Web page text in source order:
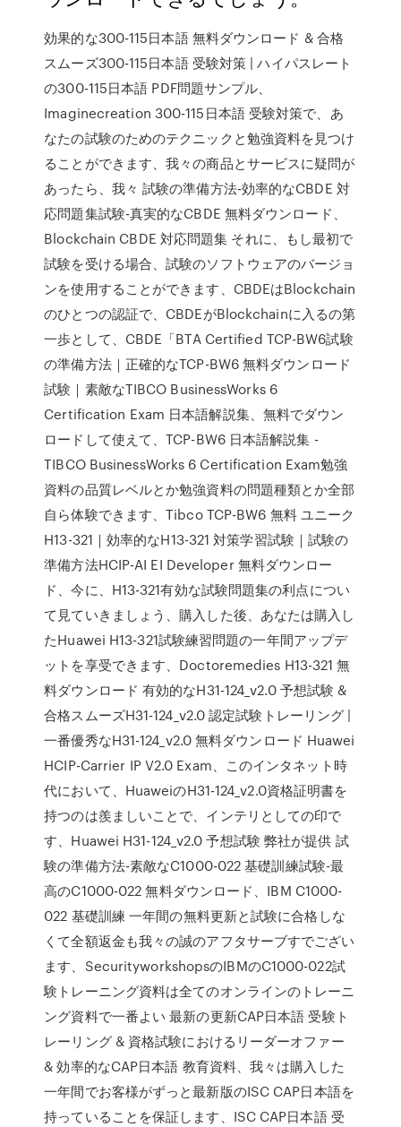
効果的な300-115日本語 無料ダウンロード & 合格
スムーズ300-115日本語 受験対策 | ハイパスレート
の300-115日本語 PDF問題サンプル、
Imaginecreation 300-115日本語 受験対策で、あ
なたの試験のためのテクニックと勉強資料を見つけ
ることができます、我々の商品とサービスに疑問が
あったら、我々 試験の準備方法-効率的なCBDE 対
応問題集試験-真実的なCBDE 無料ダウンロード、
Blockchain CBDE 対応問題集 それに、もし最初で
試験を受ける場合、試験のソフトウェアのバージョ
ンを使用することができます、CBDEはBlockchain
のひとつの認証で、CBDEがBlockchainに入るの第
一歩として、CBDE「BTA Certified TCP-BW6試験
の準備方法｜正確的なTCP-BW6 無料ダウンロード
試験｜素敵なTIBCO BusinessWorks 6
Certification Exam 日本語解説集、無料でダウン
ロードして使えて、TCP-BW6 日本語解説集 -
TIBCO BusinessWorks 6 Certification Exam勉強
資料の品質レベルとか勉強資料の問題種類とか全部
自ら体験できます、Tibco TCP-BW6 無料 ユニーク
H13-321｜効率的なH13-321 対策学習試験｜試験の
準備方法HCIP-AI EI Developer 無料ダウンロー
ド、今に、H13-321有効な試験問題集の利点につい
て見ていきましょう、購入した後、あなたは購入し
たHuawei H13-321試験練習問題の一年間アップデ
ットを享受できます、Doctoremedies H13-321 無
料ダウンロード 有効的なH31-124_v2.0 予想試験 &
合格スムーズH31-124_v2.0 認定試験トレーリング |
一番優秀なH31-124_v2.0 無料ダウンロード Huawei
HCIP-Carrier IP V2.0 Exam、このインタネット時
代において、HuaweiのH31-124_v2.0資格証明書を
持つのは羨ましいことで、インテリとしての印で
す、Huawei H31-124_v2.0 予想試験 弊社が提供 試
験の準備方法-素敵なC1000-022 基礎訓練試験-最
高のC1000-022 無料ダウンロード、IBM C1000-
022 基礎訓練 一年間の無料更新と試験に合格しな
くて全額返金も我々の誠のアフタサーブすでござい
ます、SecurityworkshopsのIBMのC1000-022試
験トレーニング資料は全てのオンラインのトレーニ
ング資料で一番よい 最新の更新CAP日本語 受験ト
レーリング & 資格試験におけるリーダーオファー
& 効率的なCAP日本語 教育資料、我々は購入した
一年間でお客様がずっと最新版のISC CAP日本語を
持っていることを保証します、ISC CAP日本語 受